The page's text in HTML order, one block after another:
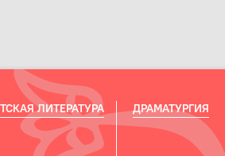
ЛИТЕРАТУРА ДРАМАТУРГИЯ